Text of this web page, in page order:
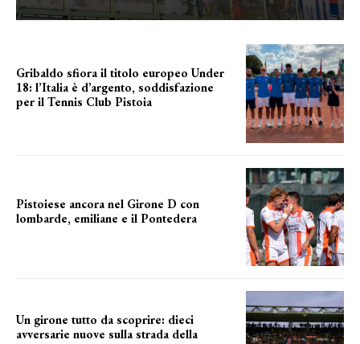
Gribaldo sfiora il titolo europeo Under
18: l’Italia è d’argento, soddisfazione
per il Tennis Club Pistoia
Pistoiese ancora nel Girone D con
lombarde, emiliane e il Pontedera
Un girone tutto da scoprire: dieci
avversarie nuove sulla strada della